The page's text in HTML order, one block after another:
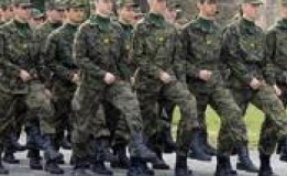
Политика
Образование
В мире
Культура